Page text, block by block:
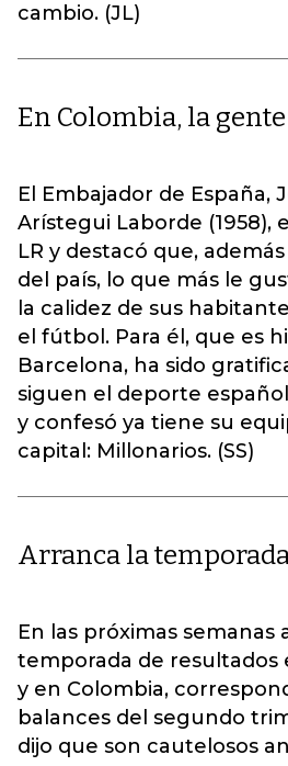
cambio. (JL)
En Colombia, la
El Embajador de España,
Arístegui Laborde (1958),
LR y destacó que,
del país, lo que más le
la calidez de sus
el fútbol. Para él, que es
Barcelona, ha sido
siguen el deporte
y confesó ya tiene su
capital: Millonarios. (SS)
Arranca la
En las próximas semanas
temporada de resultados
y en Colombia,
balances del segundo
dijo que son cautelosos